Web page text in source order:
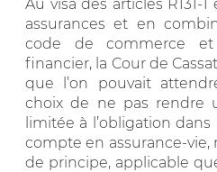
Au visa des articles R131-
assurances et en
code de commerce
financier, la Cour de
que l’on pouvait
choix de ne pas rendre
limitée à l’obligation
compte en assurance-
de principe, applicable